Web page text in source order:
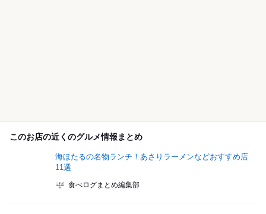
このお店の近くのグルメ情報まとめ
海ほたるの名物ランチ！あさりラーメンなどおすすめ店
11選
食べログまとめ編集部